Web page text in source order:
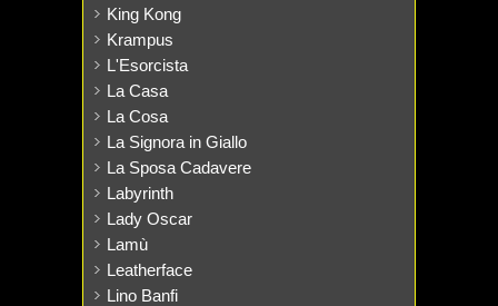
King Kong
Krampus
L'Esorcista
La Casa
La Cosa
La Signora in Giallo
La Sposa Cadavere
Labyrinth
Lady Oscar
Lamù
Leatherface
Lino Banfi